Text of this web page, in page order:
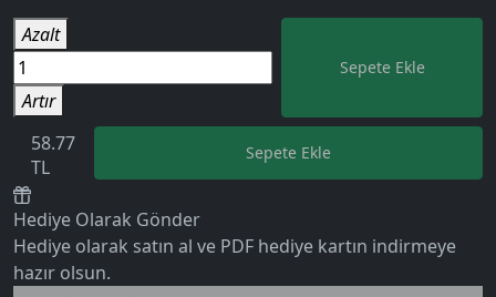
Azalt
Artır
Sepete Ekle
58.77
TL
Sepete Ekle
Hediye Olarak Gönder
Hediye olarak satın al ve PDF hediye kartın indirmeye
hazır olsun.